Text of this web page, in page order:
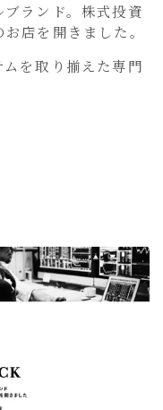
ランド。株式投資
店を開きました。
を取り揃えた専門